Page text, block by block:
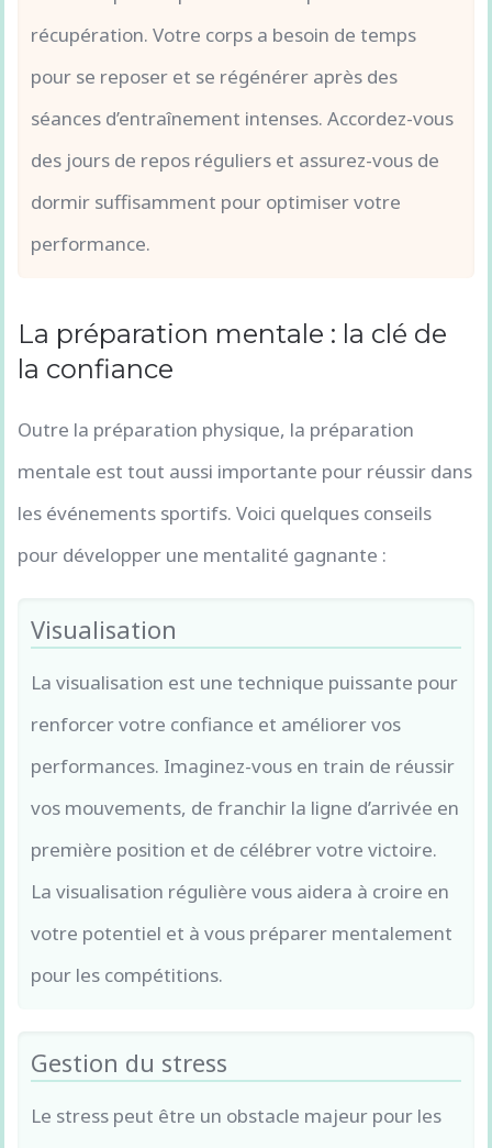
récupération. Votre corps a besoin de temps
pour se reposer et se régénérer après des
séances d’entraînement intenses. Accordez-vous
des jours de repos réguliers et assurez-vous de
dormir suffisamment pour optimiser votre
performance.
La préparation mentale : la clé de
la confiance
Outre la préparation physique, la préparation
mentale est tout aussi importante pour réussir dans
les événements sportifs. Voici quelques conseils
pour développer une mentalité gagnante :
Visualisation
La visualisation est une technique puissante pour
renforcer votre confiance et améliorer vos
performances. Imaginez-vous en train de réussir
vos mouvements, de franchir la ligne d’arrivée en
première position et de célébrer votre victoire.
La visualisation régulière vous aidera à croire en
votre potentiel et à vous préparer mentalement
pour les compétitions.
Gestion du stress
Le stress peut être un obstacle majeur pour les